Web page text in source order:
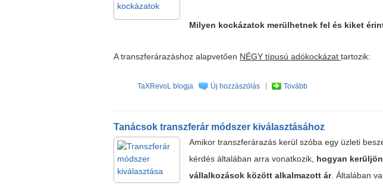
Milyen kockázatok merülhetnek fel és kiket
A transzferárazáshoz alapvetően NÉGY típusú adókockázat tartozik:
TaXRevoL blogja Új hozzászólás Tovább
Tanácsok transzferár módszer kiválasztásához
Amikor transzferárazás kerül szóba egy üzleti
kérdés általában arra vonatkozik, hogyan
vállalkozások között alkalmazott ár. Általában